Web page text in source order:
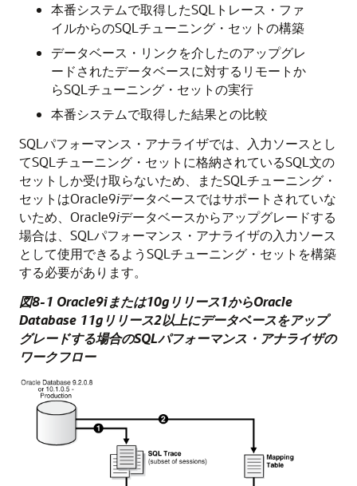
本番システムで取得したSQLトレース・ファ
イルからのSQLチューニング・セットの構築
データベース・リンクを介したのアップグレ
ードされたデータベースに対するリモートか
らSQLチューニング・セットの実行
本番システムで取得した結果との比較
SQLパフォーマンス・アナライザでは、
入力ソースとし
てSQLチューニング・セットに格納されているSQL文の
セットしか受け取らないため、またSQLチューニング・
セットはOracle9iデータベースではサポートされていな
いため、Oracle9iデータベースからアップグレードする
場合は、SQLパフォーマンス・アナライザの入力ソース
として使用できるようSQLチューニング・セットを構築
する必要があります。
図8-1 Oracle9iまたは10gリリース1からOracle
Database 11gリリース2以上にデータベースをアップ
グレードする場合のSQLパフォーマンス・アナライザの
ワークフロー